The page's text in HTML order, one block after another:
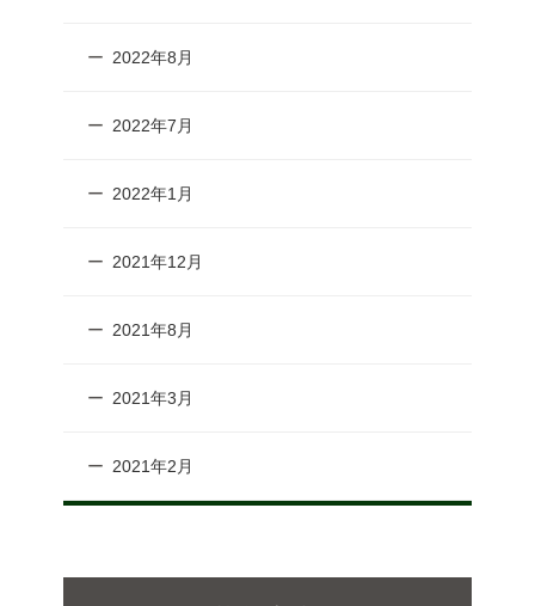
2022年8月
2022年7月
2022年1月
2021年12月
2021年8月
2021年3月
2021年2月